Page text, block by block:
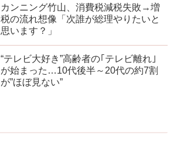
カンニング竹山、消費税減税失敗→増
税の流れ想像「次誰が総理やりたいと
思います？」
“テレビ大好き”高齢者の｢テレビ離れ｣
が始まった…10代後半～20代の約7割
が”ほぼ見ない”